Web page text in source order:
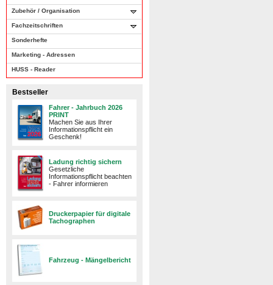
Zubehör / Organisation
Fachzeitschriften
Sonderhefte
Marketing - Adressen
HUSS - Reader
Bestseller
Fahrer - Jahrbuch 2026
PRINT
Machen Sie aus Ihrer
Informationspflicht ein
Geschenk!
Ladung richtig sichern
Gesetzliche
Informationspflicht beachten
- Fahrer informieren
Druckerpapier für digitale
Tachographen
Fahrzeug - Mängelbericht